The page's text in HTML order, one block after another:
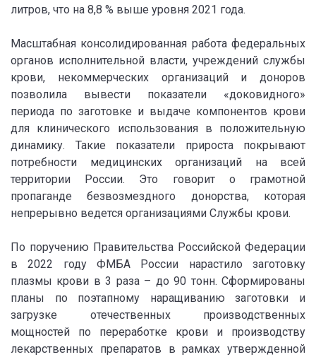
литров, что на 8,8 % выше уровня 2021 года.
Масштабная консолидированная работа федеральных
органов исполнительной власти, учреждений службы
крови, некоммерческих организаций и доноров
позволила вывести показатели «доковидного»
периода по заготовке и выдаче компонентов крови
для клинического использования в положительную
динамику. Такие показатели прироста покрывают
потребности медицинских организаций на всей
территории России. Это говорит о грамотной
пропаганде безвозмездного донорства, которая
непрерывно ведется организациями Службы крови.
По поручению Правительства Российской Федерации
в 2022 году ФМБА России нарастило заготовку
плазмы крови в 3 раза – до 90 тонн. Сформированы
планы по поэтапному наращиванию заготовки и
загрузке отечественных производственных
мощностей по переработке крови и производству
лекарственных препаратов в рамках утвержденной